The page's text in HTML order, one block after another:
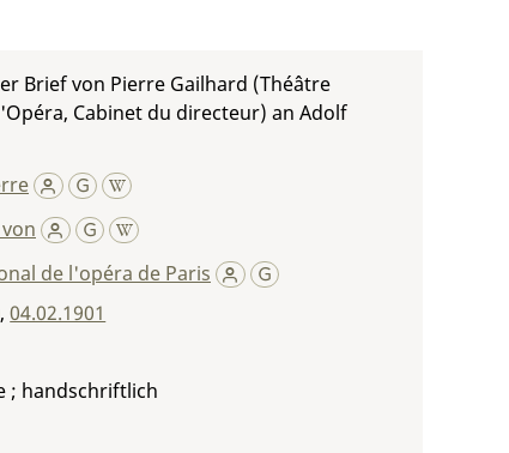
Brief von Pierre Gailhard (Théâtre
Cabinet du directeur) an Adolf
de l'opéra de Paris
,04.02.1901
; handschriftlich